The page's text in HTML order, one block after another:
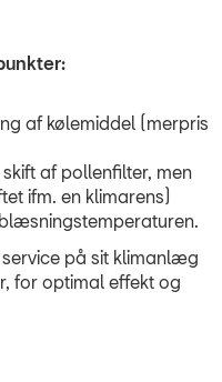
af kølemiddel (merpris
af pollenfilter, men
ifm. en klimarens)
på sit klimanlæg
for optimal effekt og